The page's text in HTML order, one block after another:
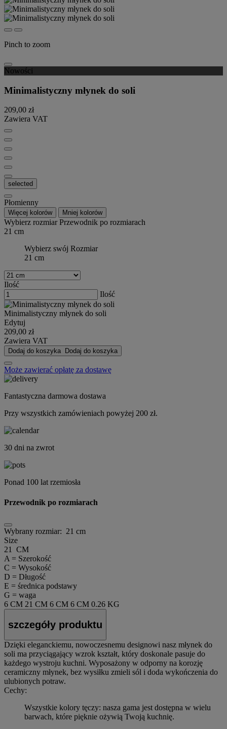
Pinch to zoom
Nowości
Minimalistyczny młynek do soli
209,00 zł
Zawiera VAT
selected
Płomienny
Więcej kolorów Mniej kolorów
Wybierz rozmiarPrzewodnik po rozmiarach
21 cm
Wybierz swój Rozmiar
21 cm
Ilość
Ilość
Minimalistyczny młynek do soli
Edytuj
209,00 zł
Zawiera VAT
Dodaj do koszyka Dodaj do koszyka
Może zawierać opłatę za dostawę
Fantastyczna darmowa dostawa
Przy wszystkich zamówieniach powyżej 200 zł.
30 dni na zwrot
Ponad 100 lat rzemiosła
Przewodnik po rozmiarach
Wybrany rozmiar: 21 cm
Size
21 CM
A = Szerokość
C = Wysokość
D = Długość
E = średnica podstawy
G = waga
6 CM 21 CM 6 CM 6 CM 0.26 KG
szczegóły produktu
Dzięki eleganckiemu, nowoczesnemu designowi nasz młynek do
soli ma przyciągający wzrok kształt, który doskonale pasuje do
każdego wystroju kuchni. Wyposażony w odporny na korozję
ceramiczny młynek, bez wysiłku zmieli sól i doda wykończenia do
ulubionych potraw.
Cechy:
Wszystkie kolory tęczy: nasza gama jest dostępna w wielu
barwach, które pięknie ożywią Twoją kuchnię.